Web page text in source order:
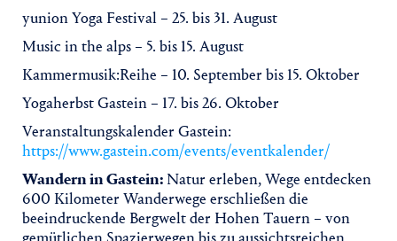
yunion Yoga Festival – 25. bis 31. August
Music in the alps – 5. bis 15. August
Kammermusik:Reihe – 10. September bis 15. Oktober
Yogaherbst Gastein – 17. bis 26. Oktober
Veranstaltungskalender Gastein:
https://www.gastein.com/events/eventkalender/
Wandern in Gastein: Natur erleben, Wege entdecken
600 Kilometer Wanderwege erschließen die
beeindruckende Bergwelt der Hohen Tauern – von